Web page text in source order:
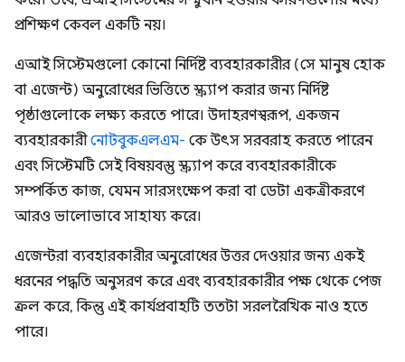
প্রশিক্ষণ কেবল একটি নয়।
এআই সিস্টেমগুলো কোনো নির্দিষ্ট ব্যবহারকারীর (সে মানুষ হোক
বা এজেন্ট) অনুরোধের ভিত্তিতে স্ক্র্যাপ করার জন্য নির্দিষ্ট
পৃষ্ঠাগুলোকে লক্ষ্য করতে পারে। উদাহরণস্বরূপ, একজন
ব্যবহারকারীনোটবুকএলএম- কে উৎস সরবরাহ করতে পারেন
এবং সিস্টেমটি সেই বিষয়বস্তু স্ক্র্যাপ করে ব্যবহারকারীকে
সম্পর্কিত কাজ, যেমন সারসংক্ষেপ করা বা ডেটা একত্রীকরণে
আরও ভালোভাবে সাহায্য করে।
এজেন্টরা ব্যবহারকারীর অনুরোধের উত্তর দেওয়ার জন্য একই
ধরনের পদ্ধতি অনুসরণ করে এবং ব্যবহারকারীর পক্ষ থেকে পেজ
ক্রল করে, কিন্তু এই কার্যপ্রবাহটি ততটা সরলরৈখিক নাও হতে
পারে।